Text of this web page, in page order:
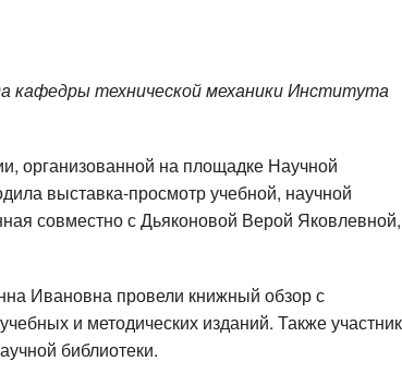
кафедры технической механики Института
организованной на площадке Научной
выставка-просмотр учебной, научной
совместно с Дьяконовой Верой
Ивановна провели книжный обзор с
и методических изданий. Также
библиотеки.